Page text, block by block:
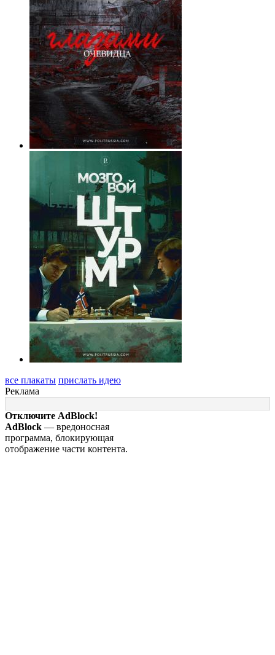
все плакаты прислать идею
Реклама
Отключите AdBlock!
AdBlock — вредоносная
программа, блокирующая
отображение части контента.